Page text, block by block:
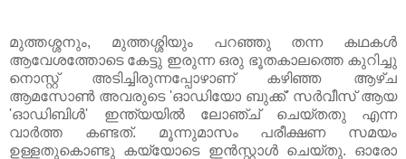
മുത്തശ്ശനും, മുത്തശ്ശിയും പറഞ്ഞു തന്ന കഥകള്‍
ആവേശത്തോടെ കേട്ടു ഇരുന്ന ഒരു ഭൂതകാലത്തെ കുറിച്ചു
നൊസ്റ്റ് അടിച്ചിരുന്നപ്പോഴാണ് കഴിഞ്ഞ ആഴ്ച
ആമസോണ്‍ അവരുടെ 'ഓഡിയോ ബുക്ക്' സര്‍വീസ് ആയ
'ഓഡിബിള്‍' ഇന്ത്യയില്‍ ലോഞ്ച് ചെയ്തതു എന്ന
വാര്‍ത്ത കണ്ടത്. മൂന്നുമാസം പരീക്ഷണ സമയം
ഉള്ളതുകൊണ്ടു കയ്യോടെ ഇന്‍സ്റ്റാള്‍ ചെയ്തു. ഓരോ